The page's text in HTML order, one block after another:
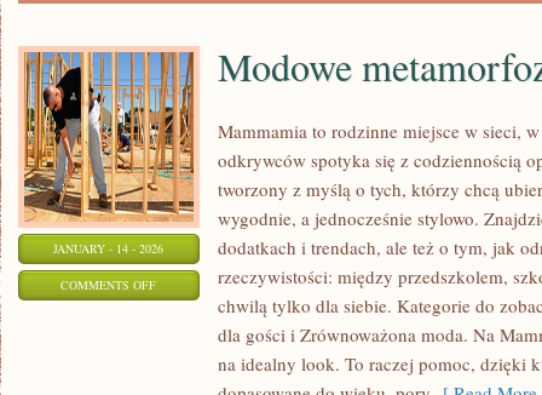
JANUARY - 14 - 2026
COMMENTS OFFON
METAMORFOZY
Modowe
Mammamia to rodzinne miejsce w sieci,
odkrywców spotyka się z codziennością
tworzony z myślą o tych, którzy chcą
wygodnie, a jednocześnie stylowo.
dodatkach i trendach, ale też o tym, jak
rzeczywistości: między przedszkolem,
chwilą tylko dla siebie. Kategorie do
dla gości i Zrównoważona moda. Na
na idealny look. To raczej pomoc, dzięki